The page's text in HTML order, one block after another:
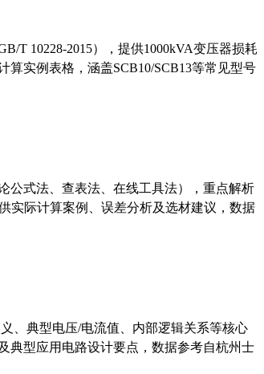
T 10228-2015），提供1000kVA变压器损耗
实例表格，涵盖SCB10/SCB13等常见型号
公式法、查表法、在线工具法），重点解析
实际计算案例、误差分析及选材建议，数据
、典型电压/电流值、内部逻辑关系等核心
典型应用电路设计要点，数据参考自杭州士